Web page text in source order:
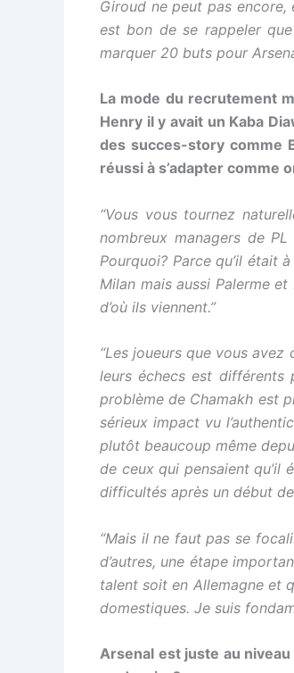
Giroud ne peut pas encore,
est bon de se rappeler
marquer 20 buts pour
La mode du recrutement
Henry il y avait un Kaba
des succes-story comme
réussi à s’adapter comme
“Vous vous tournez
nombreux managers de
Pourquoi? Parce qu’il était
Milan mais aussi Palerme
d’où ils viennent.”
“Les joueurs que vous avez
leurs échecs est différents
problème de Chamakh est
sérieux impact vu
plutôt beaucoup même
de ceux qui pensaient
difficultés après un début
“Mais il ne faut pas se
d’autres, une étape
talent soit en Allemagne et
domestiques. Je suis
Arsenal est juste au